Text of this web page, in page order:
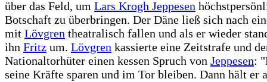
über das Feld, um Lars Krogh Jeppesen
Botschaft zu überbringen. Der Däne ließ sich nach
mit Lövgren theatralisch fallen und als er wieder
ihn Fritz um. Lövgren kassierte eine Zeitstrafe und
Nationaltorhüter einen kessen Spruch von Jeppesen:
seine Kräfte sparen und im Tor bleiben. Dann hält er